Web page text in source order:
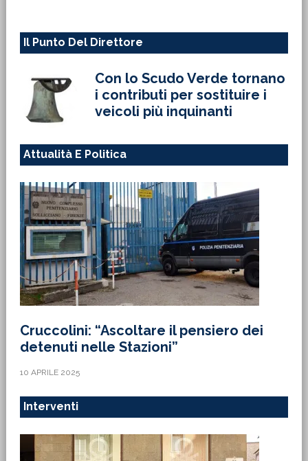
Il Punto Del Direttore
Con lo Scudo Verde tornano
i contributi per sostituire i
veicoli più inquinanti
Attualità E Politica
Cruccolini: “Ascoltare il pensiero dei
detenuti nelle Stazioni”
10 APRILE 2025
Interventi